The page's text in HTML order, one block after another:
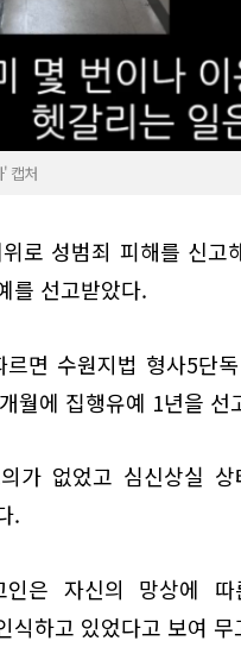
' 캡처
로 성범죄 피해를 신
를 선고받았다.
면 수원지법 형사5단
월에 집행유예 1년을 선
가 없었고 심신상실
.
은 자신의 망상에
식하고 있었다고 보여